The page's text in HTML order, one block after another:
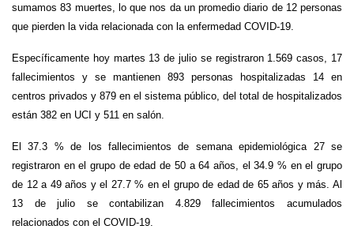
sumamos 83 muertes, lo que nos da un promedio diario de 12 personas
que pierden la vida relacionada con la enfermedad COVID-19.
Específicamente hoy martes 13 de julio se registraron 1.569 casos, 17
fallecimientos y se mantienen 893 personas hospitalizadas 14 en
centros privados y 879 en el sistema público, del total de hospitalizados
están 382 en UCI y 511 en salón.
El 37.3 % de los fallecimientos de semana epidemiológica 27 se
registraron en el grupo de edad de 50 a 64 años, el 34.9 % en el grupo
de 12 a 49 años y el 27.7 % en el grupo de edad de 65 años y más. Al
13 de julio se contabilizan 4.829 fallecimientos acumulados
relacionados con el COVID-19.